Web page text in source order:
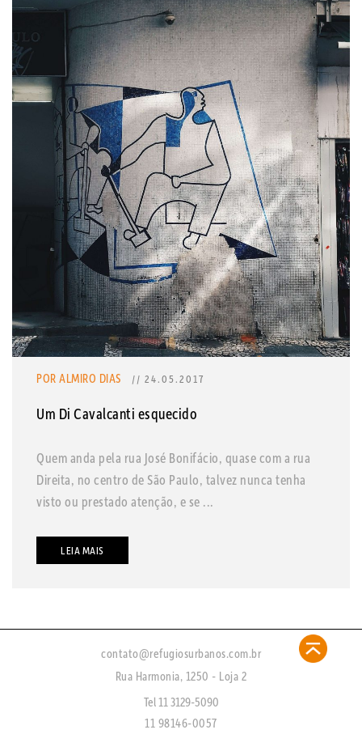
POR ALMIRO DIAS // 24.05.2017
Um Di Cavalcanti esquecido
Quem anda pela rua José Bonifácio, quase com a rua
Direita, no centro de São Paulo, talvez nunca tenha
visto ou prestado atenção, e se ...
LEIA MAIS
contato@refugiosurbanos.com.br
Rua Harmonia, 1250 - Loja 2
Tel 11 3129-5090
11 98146-0057